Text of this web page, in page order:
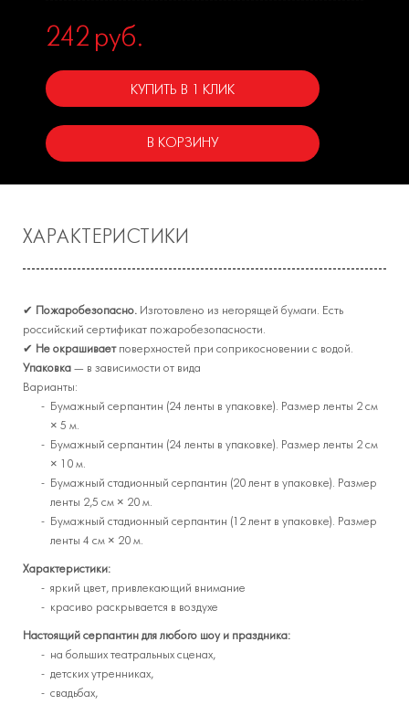
242 руб.
КУПИТЬ В 1 КЛИК
В КОРЗИНУ
ХАРАКТЕРИСТИКИ
✔ Пожаробезопасно. Изготовлено из негорящей бумаги. Есть
российский сертификат пожаробезопасности.
✔ Не окрашиваетповерхностей при соприкосновении с водой.
Упаковка — в зависимости от вида
Варианты:
Бумажный серпантин (24 ленты в упаковке). Размер ленты 2 см
× 5 м.
Бумажный серпантин (24 ленты в упаковке). Размер ленты 2 см
× 10 м.
Бумажный стадионный серпантин (20 лент в упаковке). Размер
ленты 2,5 см × 20 м.
Бумажный стадионный серпантин (12 лент в упаковке). Размер
ленты 4 см × 20 м.
Характеристики:
яркий цвет, привлекающий внимание
красиво раскрывается в воздухе
Настоящий серпантин для любого шоу и праздника:
на больших театральных сценах,
детских утренниках,
свадьбах,